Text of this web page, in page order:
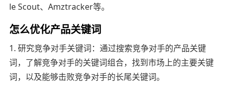
le Scout、Amztracker等。
怎么优化产品关键词
1. 研究竞争对手关键词：通过搜索竞争对手的产品关键
词，了解竞争对手的关键词组合，找到市场上的主要关键
词，以及能够击败竞争对手的长尾关键词。